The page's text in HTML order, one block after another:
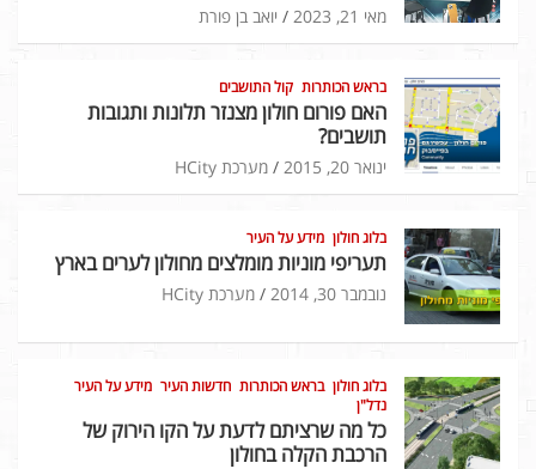
מאי 21, 2023 יואב בן פורת
בראש הכותרות קול התושבים
האם פורום חולון מצנזר תלונות ותגובות
תושבים?
ינואר 20, 2015 מערכת HCity
בלוג חולון מידע על העיר
תעריפי מוניות מומלצים מחולון לערים בארץ
נובמבר 30, 2014 מערכת HCity
בלוג חולון בראש הכותרות חדשות העיר מידע על העיר
נדל"ן
כל מה שרציתם לדעת על הקו הירוק של
הרכבת הקלה בחולון